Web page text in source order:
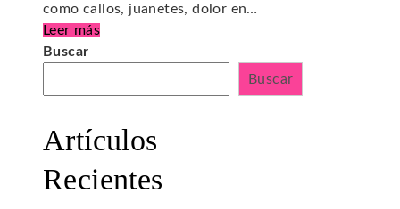
como callos, juanetes, dolor en…
Leer más
Buscar
Buscar
Artículos
Recientes